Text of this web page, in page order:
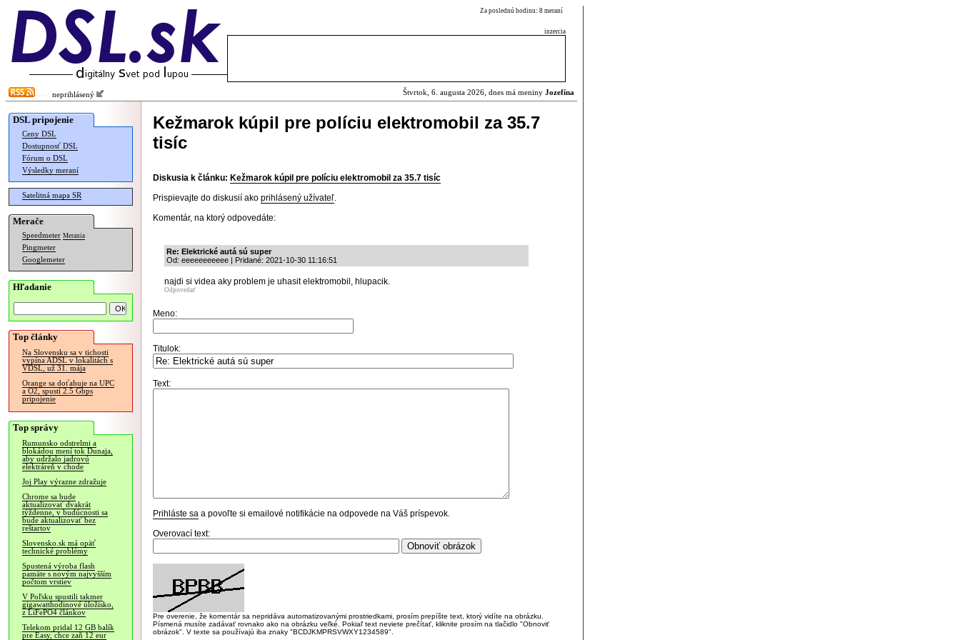
Za poslednú hodinu: 8 meraní
inzercia
neprihlásený Štvrtok, 6. augusta 2026, dnes má meniny Jozefína
DSL pripojenie
Ceny DSL
Dostupnosť DSL
Fórum o DSL
Výsledky meraní
Satelitná mapa SR
Merače
Speedmeter Merania
Pingmeter
Googlemeter
Hľadanie
Top články
Na Slovensku sa v tichosti
vypína ADSL v lokalitách s
VDSL, už 31. mája
Orange sa doťahuje na UPC
a O2, spustí 2.5 Gbps
pripojenie
Top správy
Rumunsko odstrelmi a
blokádou mení tok Dunaja,
aby udržalo jadrovú
elektráreň v chode
Joj Play výrazne zdražuje
Chrome sa bude
aktualizovať dvakrát
týždenne, v budúcnosti sa
bude aktualizovať bez
reštartov
Slovensko.sk má opäť
technické problémy
Spustená výroba flash
pamäte s novým najvyšším
počtom vrstiev
V Poľsku spustili takmer
gigawatthodinové úložisko,
z LiFePO4 článkov
Telekom pridal 12 GB balík
pre Easy, chce zaň 12 eur
Kežmarok kúpil pre políciu elektromobil za 35.7
tisíc
Diskusia k článku: Kežmarok kúpil pre políciu elektromobil za 35.7 tisíc
Prispievajte do diskusií ako prihlásený užívateľ.
Komentár, na ktorý odpovedáte:
Re: Elektrické autá sú super
Od: eeeeeeeeeee | Pridané: 2021-10-30 11:16:51
najdi si videa aky problem je uhasit elektromobil, hlupacik.
Odpovedať
Meno:
Titulok:
Text:
Prihláste sa a povoľte si emailové notifikácie na odpovede na Váš príspevok.
Overovací text:
Pre overenie, že komentár sa nepridáva automatizovanými prostriedkami, prosím prepíšte text, ktorý vidíte na obrázku.
Písmená musíte zadávať rovnako ako na obrázku veľké. Pokiaľ text neviete prečítať, kliknite prosím na tlačidlo "Obnoviť
obrázok". V texte sa používajú iba znaky "BCDJKMPRSVWXY1234589".